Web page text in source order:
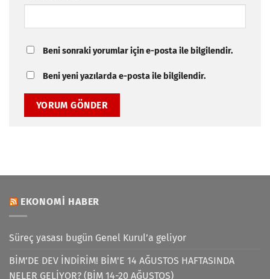
Beni sonraki yorumlar için e-posta ile bilgilendir.
Beni yeni yazılarda e-posta ile bilgilendir.
EKONOMI HABER
Süreç yasası bugün Genel Kurul’a geliyor
BİM’DE DEV İNDİRİM! BİM'E 14 AĞUSTOS HAFTASINDA
NELER GELİYOR? (BİM 14-20 AĞUSTOS)